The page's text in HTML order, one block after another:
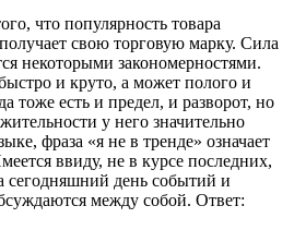
что популярность товара
свою торговую марку. Сила
некоторыми закономерностями.
и круто, а может полого и
тоже есть и предел, и разворот, но
у него значительно
фраза «я не в тренде» означает
ввиду, не в курсе последних,
день событий и
между собой. Ответ: